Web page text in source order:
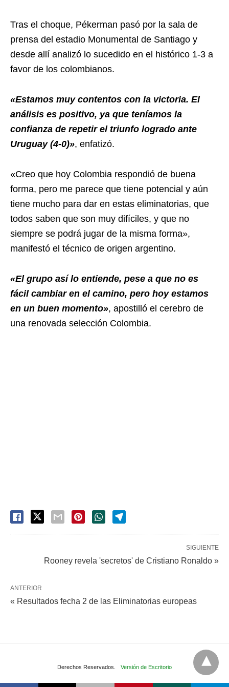
Tras el choque, Pékerman pasó por la sala de
prensa del estadio Monumental de Santiago y
desde allí analizó lo sucedido en el histórico 1-3 a
favor de los colombianos.
«Estamos muy contentos con la victoria. El
análisis es positivo, ya que teníamos la
confianza de repetir el triunfo logrado ante
Uruguay (4-0)», enfatizó.
«Creo que hoy Colombia respondió de buena
forma, pero me parece que tiene potencial y aún
tiene mucho para dar en estas eliminatorias, que
todos saben que son muy difíciles, y que no
siempre se podrá jugar de la misma forma»,
manifestó el técnico de origen argentino.
«El grupo así lo entiende, pese a que no es
fácil cambiar en el camino, pero hoy estamos
en un buen momento», apostilló el cerebro de
una renovada selección Colombia.
SIGUIENTE
Rooney revela 'secretos' de Cristiano Ronaldo »
ANTERIOR
« Resultados fecha 2 de las Eliminatorias europeas
Derechos Reservados. Versión de Escritorio